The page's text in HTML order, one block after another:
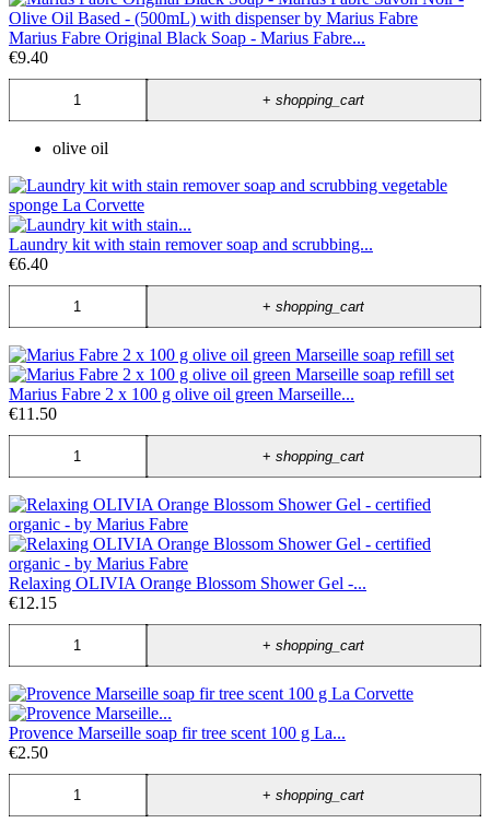
Marius Fabre Original Black Soap - Marius Fabre...
€9.40
+shopping_cart
olive oil
Laundry kit with stain remover soap and scrubbing...
€6.40
+shopping_cart
Marius Fabre 2 x 100 g olive oil green Marseille...
€11.50
+shopping_cart
Relaxing OLIVIA Orange Blossom Shower Gel -...
€12.15
+shopping_cart
Provence Marseille soap fir tree scent 100 g La...
€2.50
+shopping_cart